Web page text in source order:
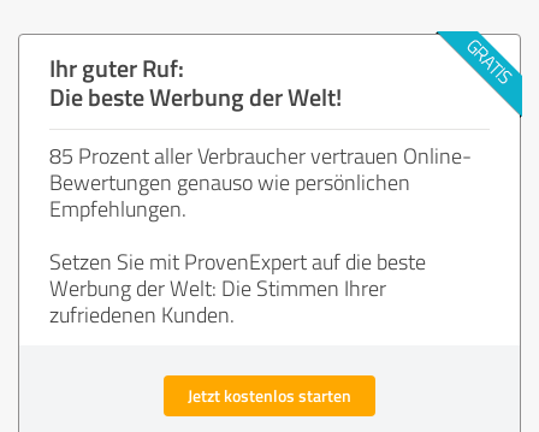
Ihr guter Ruf:
Die beste Werbung der Welt!
85 Prozent aller Verbraucher vertrauen Online-
Bewertungen genauso wie persönlichen
Empfehlungen.
Setzen Sie mit ProvenExpert auf die beste
Werbung der Welt: Die Stimmen Ihrer
zufriedenen Kunden.
Jetzt kostenlos starten